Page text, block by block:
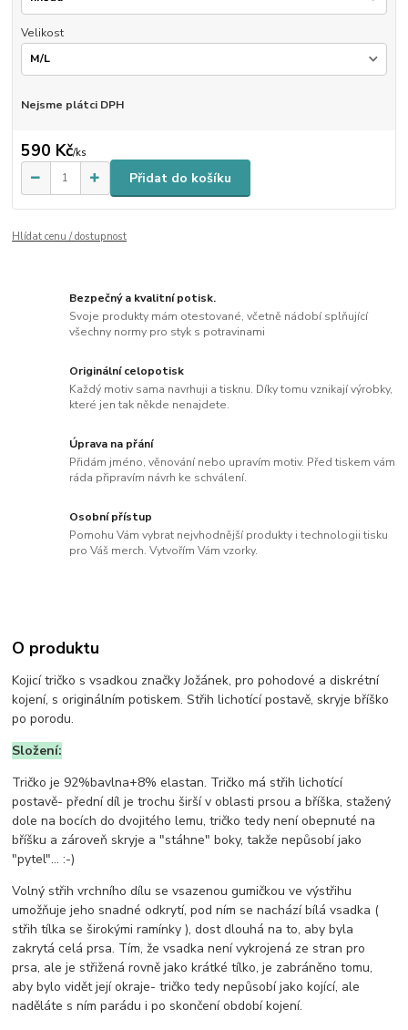
Velikost
Nejsme plátci DPH
590 Kč/ks
Přidat do košíku
Hlídat cenu / dostupnost
Bezpečný a kvalitní potisk.
Svoje produkty mám otestované, včetně nádobí splňující
všechny normy pro styk s potravinami
Originální celopotisk
Každý motiv sama navrhuji a tisknu. Díky tomu vznikají výrobky,
které jen tak někde nenajdete.
Úprava na přání
Přidám jméno, věnování nebo upravím motiv. Před tiskem vám
ráda připravím návrh ke schválení.
Osobní přístup
Pomohu Vám vybrat nejvhodnější produkty i technologii tisku
pro Váš merch. Vytvořím Vám vzorky.
O produktu
Kojicí tričko s vsadkou značky Jožánek, pro pohodové a diskrétní
kojení, s originálním potiskem. Střih lichotící postavě, skryje bříško
po porodu.
Složení:
Tričko je 92%bavlna+8% elastan. Tričko má střih lichotící
postavě- přední díl je trochu širší v oblasti prsou a bříška, stažený
dole na bocích do dvojitého lemu, tričko tedy není obepnuté na
bříšku a zároveň skryje a "stáhne" boky, takže nepůsobí jako
"pytel"... :-)
Volný střih vrchního dílu se vsazenou gumičkou ve výstřihu
umožňuje jeho snadné odkrytí, pod ním se nachází bílá vsadka (
střih tílka se širokými ramínky ), dost dlouhá na to, aby byla
zakrytá celá prsa. Tím, že vsadka není vykrojená ze stran pro
prsa, ale je střižená rovně jako krátké tílko, je zabráněno tomu,
aby bylo vidět její okraje- tričko tedy nepůsobí jako kojící, ale
naděláte s ním parádu i po skončení období kojení.